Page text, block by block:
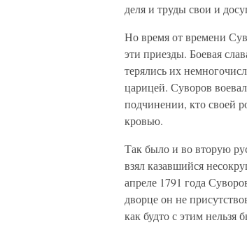
деля и труды свои и
Но время от времени
эти приезды. Боевая
терялись их
царицей. Суворов
подчинении, кто своей
кровью.
Так было и во вторую
взял казавшийся
апреле 1791 года
дворце он не
как будто с этим